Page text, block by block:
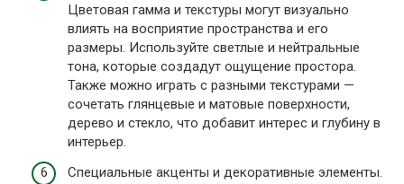
Цветовая гамма и текстуры могут визуально
влиять на восприятие пространства и его
размеры. Используйте светлые и нейтральные
тона, которые создадут ощущение простора.
Также можно играть с разными текстурами —
сочетать глянцевые и матовые поверхности,
дерево и стекло, что добавит интерес и глубину в
интерьер.
Специальные акценты и декоративные элементы.